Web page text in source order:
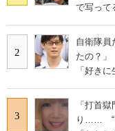
で写って
2
自衛隊
たの？」
「好き
3
「打首
り…… “